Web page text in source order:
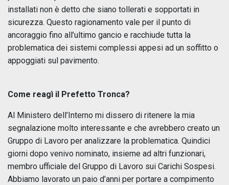
installati non è detto che siano tollerati e sopportati in
sicurezza. Questo ragionamento vale per il punto di
ancoraggio fino all’ultimo gancio e racchiude tutta la
problematica dei sistemi complessi appesi ad un soffitto o
appoggiati sul pavimento.
Come reagì il Prefetto Tronca?
Al Ministero dell’Interno mi dissero di ritenere la mia
segnalazione molto interessante e che avrebbero creato un
Gruppo di Lavoro per analizzare la problematica. Quindici
giorni dopo venivo nominato, insieme ad altri funzionari,
membro ufficiale del Gruppo di Lavoro sui Carichi Sospesi.
Abbiamo lavorato un paio d’anni per portare a compimento